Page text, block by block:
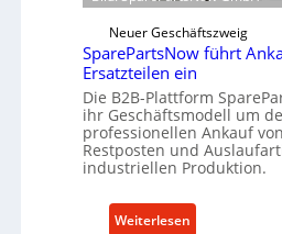
e
k
t
e
A
n
t
i
w
i
c
k
e
l
t
X
Neuer Geschäftszweig
SparePartsNow führt
Ersatzteilen ein
Die B2B-Plattform
ihr Geschäftsmodell um
professionellen Ankauf
Restposten und
industriellen Produktion.
Weiterlesen